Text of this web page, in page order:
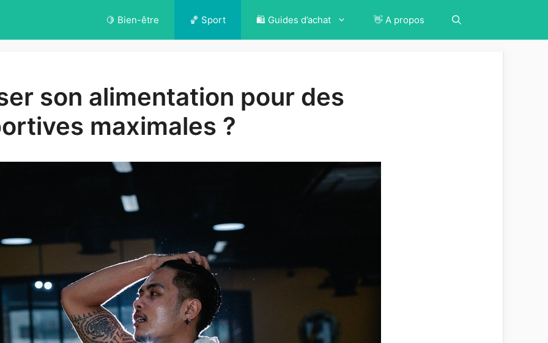
🍋 Bien-être 🏀 Sport 🛍️ Guides d’achat 👋 A propos
son alimentation pour des
maximales ?